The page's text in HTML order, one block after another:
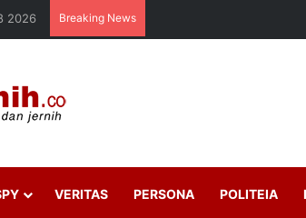
2026 Breaking News
VERITAS PERSONA POLITEIA